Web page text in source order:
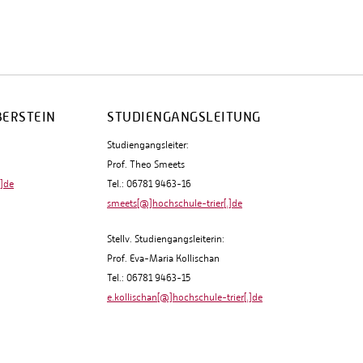
STUDIENGANGSLEITUNG
Studiengangsleiter:
Prof. Theo Smeets
Tel.: 06781 9463-16
smeets[@]hochschule-trier[.]de
Stellv. Studiengangsleiterin:
Prof. Eva-Maria Kollischan
Tel.: 06781 9463-15
e.kollischan[@]hochschule-trier[.]de